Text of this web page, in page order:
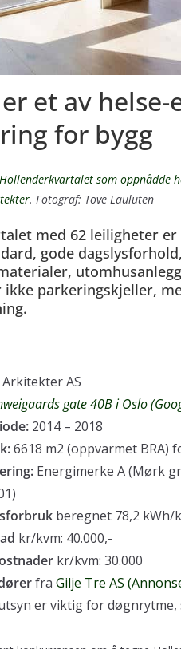
et av helse-
for bygg
som oppnådde
. Fotograf: Tove Lauluten
med 62 leiligheter
gode
parkeringskjeller,
Arkitekter AS
gate 40B i Oslo
2014 – 2018
6618 m2 (oppvarmet BRA)
Energimerke A (Mørk
beregnet 78,2 kWh/
kr/kvm: 40.000,-
kr/kvm: 30.000
fra Gilje Tre AS
er viktig for